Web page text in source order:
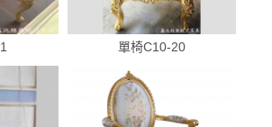
單椅C10-20